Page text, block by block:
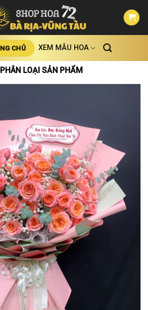
CHỦ XEM MẪU HOA
PHÂN LOẠI SẢN PHẨM